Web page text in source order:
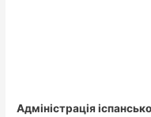
Адміністрація